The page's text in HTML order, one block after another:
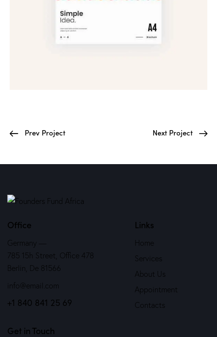
Prev Project Next Project
Office
Germany —
785 15h Street, Office 478
Berlin, De 81566
info@email.com
+1 840 841 25 69
Links
Home
Services
About Us
Appointment
Contacts
Get in Touch